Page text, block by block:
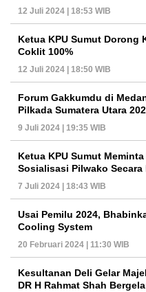
12 Juli 2024 | 18:53 WIB
Ketua KPU Sumut Dorong
Coklit 100%
12 Juli 2024 | 18:50 WIB
Forum Gakkumdu di
Pilkada Sumatera Utara
9 Juli 2024 | 19:35 WIB
Ketua KPU Sumut
Sosialisasi Pilwako Secara
7 Juli 2024 | 18:43 WIB
Usai Pemilu 2024,
Cooling System
20 Februari 2024 | 11:30 WIB
Kesultanan Deli Gelar
DR H Rahmat Shah